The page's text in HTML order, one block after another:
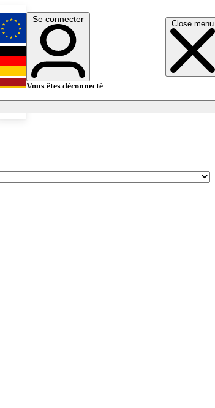
Close menu
English
Deutsch
Se connecter
Vous êtes déconnecté.